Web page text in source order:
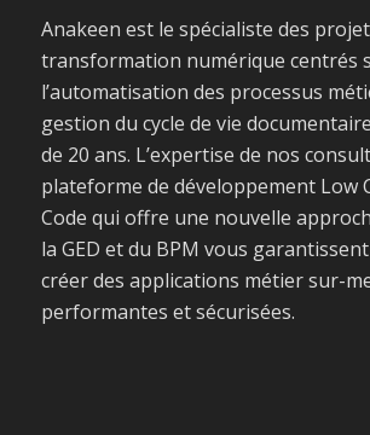
Anakeen est le spécialiste des
transformation numérique centrés
l’automatisation des processus
gestion du cycle de vie
de 20 ans. L’expertise de nos
plateforme de développement Low
Code qui offre une nouvelle
la GED et du BPM vous
créer des applications métier sur-
performantes et sécurisées.